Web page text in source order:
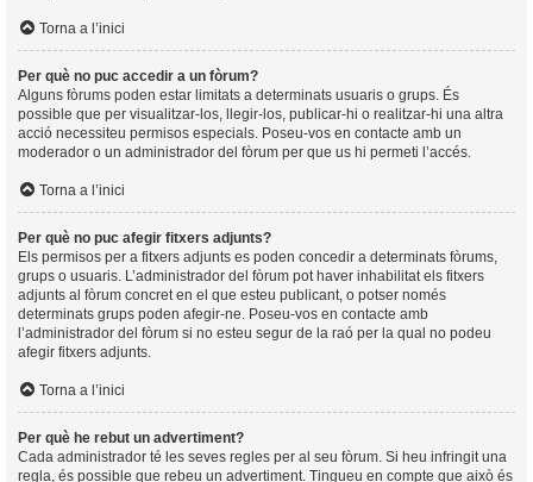
Torna a l’inici
Per què no puc accedir a un fòrum?
Alguns fòrums poden estar limitats a determinats usuaris o grups. És
possible que per visualitzar-los, llegir-los, publicar-hi o realitzar-hi una altra
acció necessiteu permisos especials. Poseu-vos en contacte amb un
moderador o un administrador del fòrum per que us hi permeti l’accés.
Torna a l’inici
Per què no puc afegir fitxers adjunts?
Els permisos per a fitxers adjunts es poden concedir a determinats fòrums,
grups o usuaris. L’administrador del fòrum pot haver inhabilitat els fitxers
adjunts al fòrum concret en el que esteu publicant, o potser només
determinats grups poden afegir-ne. Poseu-vos en contacte amb
l’administrador del fòrum si no esteu segur de la raó per la qual no podeu
afegir fitxers adjunts.
Torna a l’inici
Per què he rebut un advertiment?
Cada administrador té les seves regles per al seu fòrum. Si heu infringit una
regla, és possible que rebeu un advertiment. Tingueu en compte que això és